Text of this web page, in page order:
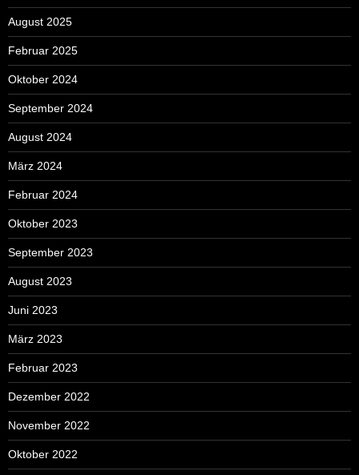
August 2025
Februar 2025
Oktober 2024
September 2024
August 2024
März 2024
Februar 2024
Oktober 2023
September 2023
August 2023
Juni 2023
März 2023
Februar 2023
Dezember 2022
November 2022
Oktober 2022